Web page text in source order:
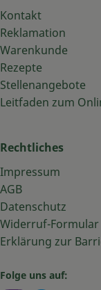
Kontakt
Reklamation
Warenkunde
Rezepte
Stellenangebote
Leitfaden zum
Rechtliches
Impressum
AGB
Datenschutz
Widerruf-Formular
Erklärung zur
Folge uns auf: